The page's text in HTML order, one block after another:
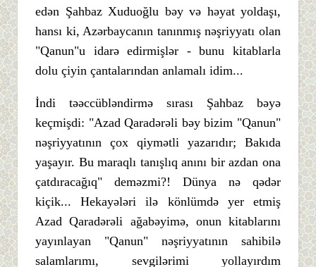
edən Şahbaz Xuduoğlu bəy və həyat yoldaşı,
hansı ki, Azərbaycanın tanınmış nəşriyyatı olan
"Qanun"u idarə edirmişlər - bunu kitablarla
dolu çiyin çantalarından anlamalı idim...
İndi təəccübləndirmə sırası Şahbaz bəyə
keçmişdi: "Azad Qaradərəli bəy bizim "Qanun"
nəşriyyatının çox qiymətli yazarıdır; Bakıda
yaşayır. Bu maraqlı tanışlıq anını bir azdan ona
çatdıracağıq" deməzmi?! Dünya nə qədər
kiçik... Hekayələri ilə könlümdə yer etmiş
Azad Qaradərəli ağabəyimə, onun kitablarını
yayınlayan "Qanun" nəşriyyatının sahibilə
salamlarımı, sevgilərimi yollayırdım